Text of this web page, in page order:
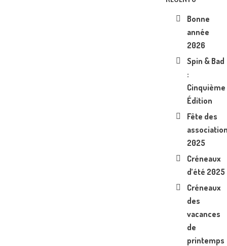
Bonne
année
2026
Spin & Bad
:
Cinquième
Édition
Fête des
2025
Créneaux
d’été 2025
Créneaux
des
vacances
de
printemps